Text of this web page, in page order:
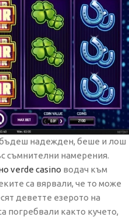
надежден, беше и лош
съмнителни намерения.
verde casino водач към
са вярвали, че то може
деветте езерото на
погребвали както кучето,